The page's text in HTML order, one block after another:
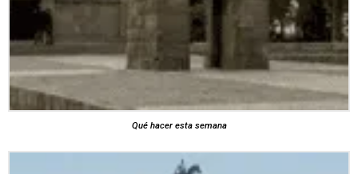
Qué hacer esta semana